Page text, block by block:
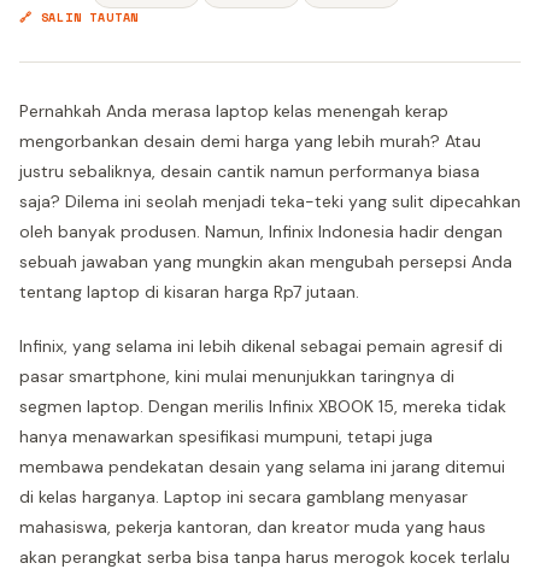
🔗 SALIN TAUTAN
Pernahkah Anda merasa laptop kelas menengah kerap
mengorbankan desain demi harga yang lebih murah? Atau
justru sebaliknya, desain cantik namun performanya biasa
saja? Dilema ini seolah menjadi teka-teki yang sulit dipecahkan
oleh banyak produsen. Namun, Infinix Indonesia hadir dengan
sebuah jawaban yang mungkin akan mengubah persepsi Anda
tentang laptop di kisaran harga Rp7 jutaan.
Infinix, yang selama ini lebih dikenal sebagai pemain agresif di
pasar smartphone, kini mulai menunjukkan taringnya di
segmen laptop. Dengan merilis Infinix XBOOK 15, mereka tidak
hanya menawarkan spesifikasi mumpuni, tetapi juga
membawa pendekatan desain yang selama ini jarang ditemui
di kelas harganya. Laptop ini secara gamblang menyasar
mahasiswa, pekerja kantoran, dan kreator muda yang haus
akan perangkat serba bisa tanpa harus merogok kocek terlalu